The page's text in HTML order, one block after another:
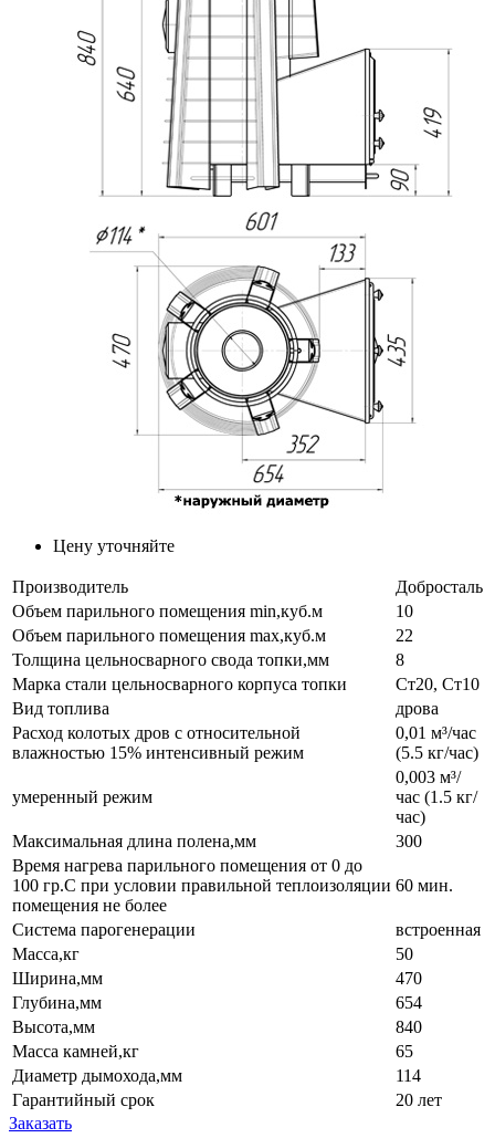
Цену уточняйте
Производитель
Добросталь
Объем парильного помещения min,куб.м
10
Объем парильного помещения max,куб.м
22
Толщина цельносварного свода топки,мм
8
Марка стали цельносварного корпуса топки
Ст20, Ст10
Вид топлива
дрова
Расход колотых дров с относительной
влажностью 15% интенсивный режим
0,01 м³/час
(5.5 кг/час)
умеренный режим
0,003 м³/
час (1.5 кг/
час)
Максимальная длина полена,мм
300
Время нагрева парильного помещения от 0 до
100 гр.С при условии правильной теплоизоляции
помещения не более
60 мин.
Система парогенерации
встроенная
Масса,кг
50
Ширина,мм
470
Глубина,мм
654
Высота,мм
840
Масса камней,кг
65
Диаметр дымохода,мм
114
Гарантийный срок
20 лет
Заказать